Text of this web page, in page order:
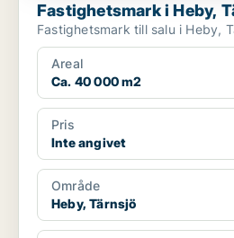
Fastighetsmark i Heby,
Fastighetsmark till salu i Heby,
Areal
Ca. 40 000 m2
Pris
Inte angivet
Område
Heby, Tärnsjö